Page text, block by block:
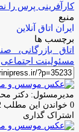
کارآفرینی پرس را
منبع
ایران اتاق آنلاین
برچسب ها
اتاق بازرگانی،
مسئولینت اجتماعی
مدیرمسئول: دکتر
0 خواندن این مطلب 2 دقیقه زمان میبرد
اشتراک گذاری
فیس
توئیتر
لینکدین
واتس
تلگرام
اشتراک
چاپ